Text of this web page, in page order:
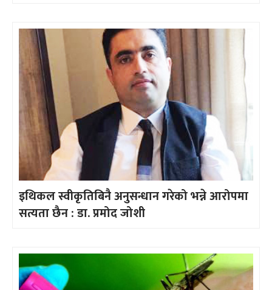
इथिकल स्वीकृतिबिनै अनुसन्धान गरेको भन्ने आरोपमा
सत्यता छैन : डा. प्रमोद जोशी